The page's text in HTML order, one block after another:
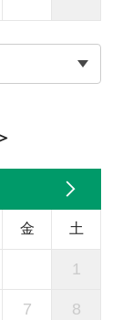
金 土
1
7 8